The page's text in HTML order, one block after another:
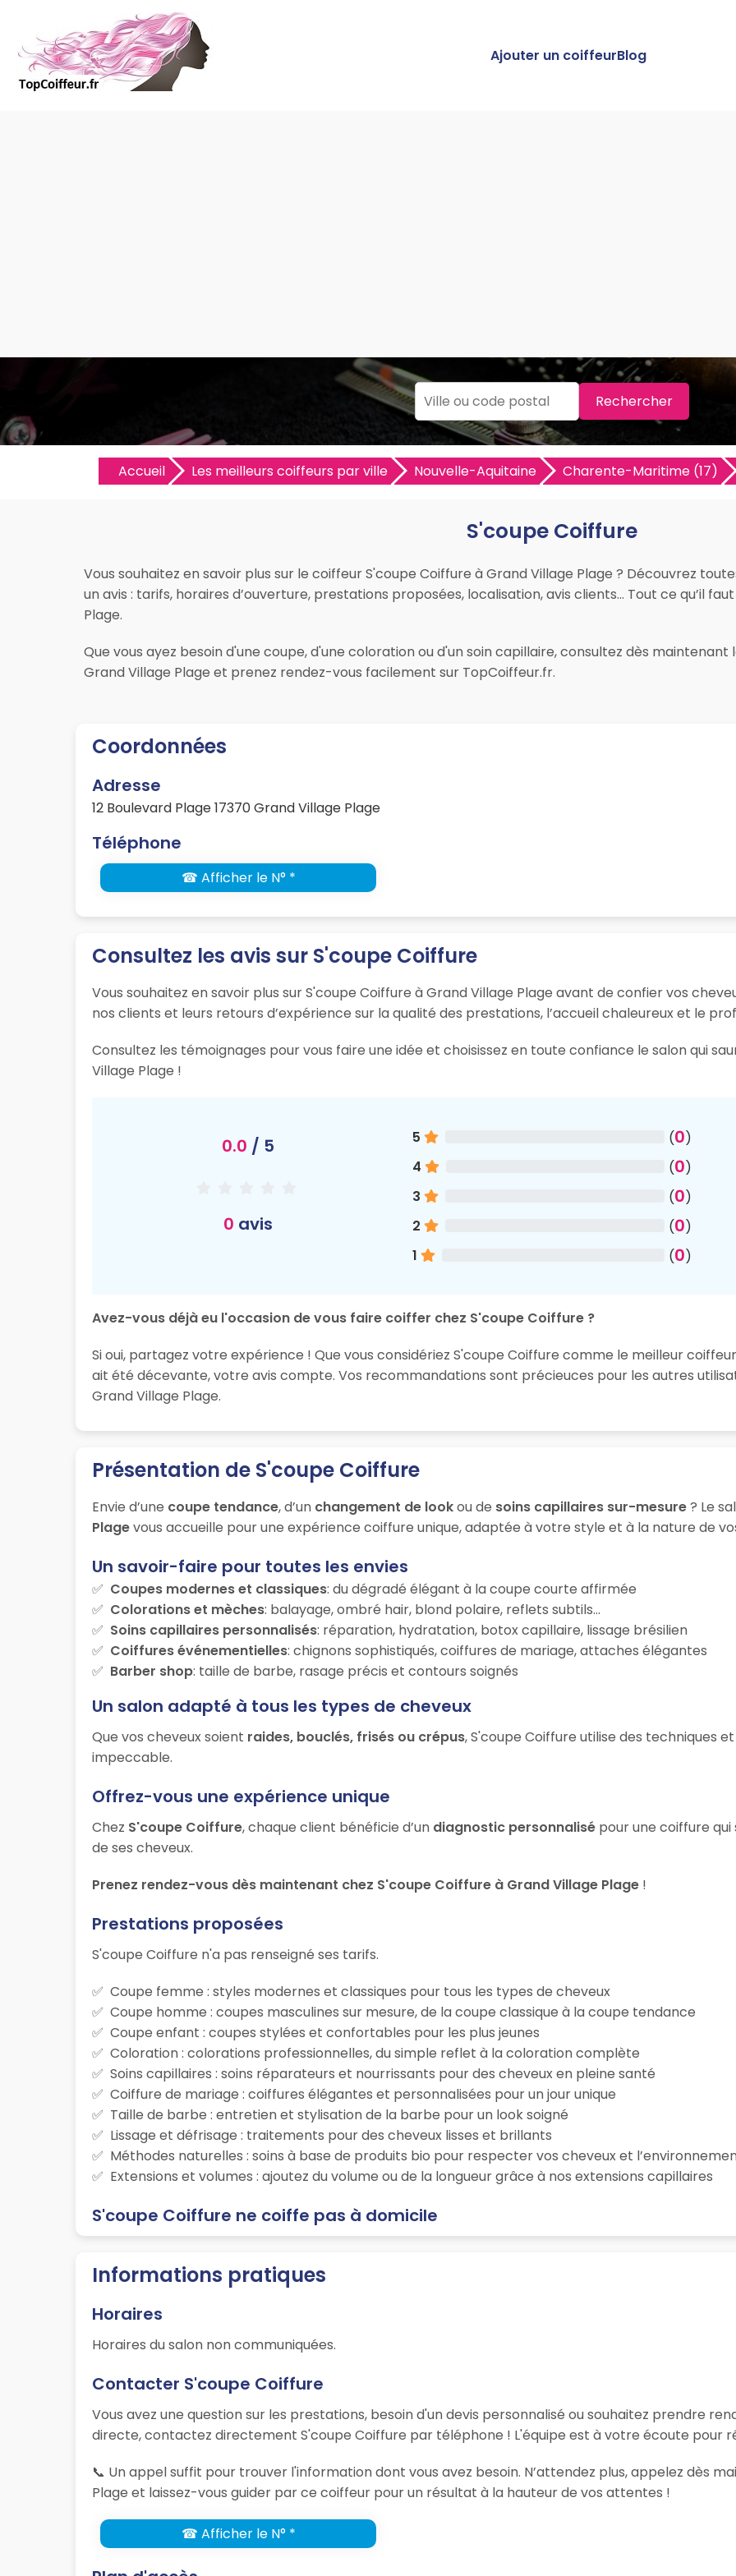
Ajouter un coiffeurBlog
Rechercher
Accueil Les meilleurs coiffeurs par ville Nouvelle-Aquitaine Charente-Maritime (17)
S'coupe Coiffure
Vous souhaitez en savoir plus sur le coiffeur S'coupe Coiffure à Grand Village Plage ? Découvrez
un avis : tarifs, horaires d’ouverture, prestations proposées, localisation, avis clients… Tout ce qu’il
Plage.
Que vous ayez besoin d'une coupe, d'une coloration ou d'un soin capillaire, consultez dès
Grand Village Plage et prenez rendez-vous facilement sur TopCoiffeur.fr.
Coordonnées
Adresse
12 Boulevard Plage 17370 Grand Village Plage
Téléphone
☎ Afficher le N° *
Consultez les avis sur S'coupe Coiffure
Vous souhaitez en savoir plus sur S'coupe Coiffure à Grand Village Plage avant de confier vos
nos clients et leurs retours d’expérience sur la qualité des prestations, l’accueil chaleureux et le
Consultez les témoignages pour vous faire une idée et choisissez en toute confiance le salon qui
Village Plage !
0.0 / 5
0 avis
5 (0)
4
(0)
3
(0)
2
(0)
1
(0)
Avez-vous déjà eu l'occasion de vous faire coiffer chez S'coupe Coiffure ?
Si oui, partagez votre expérience ! Que vous considériez S'coupe Coiffure comme le meilleur
ait été décevante, votre avis compte. Vos recommandations sont précieuces pour les autres
Grand Village Plage.
Présentation de S'coupe Coiffure
Envie d’une coupe tendance, d’un changement de lookou de soins capillaires sur-mesure? Le
Plagevous accueille pour une expérience coiffure unique, adaptée à votre style et à la nature de
Un savoir-faire pour toutes les envies
Coupes modernes et classiques: du dégradé élégant à la coupe courte affirmée
Colorations et mèches: balayage, ombré hair, blond polaire, reflets subtils…
Soins capillaires personnalisés: réparation, hydratation, botox capillaire, lissage brésilien
Coiffures événementielles: chignons sophistiqués, coiffures de mariage, attaches élégantes
Barber shop: taille de barbe, rasage précis et contours soignés
Un salon adapté à tous les types de cheveux
Que vos cheveux soient raides, bouclés, frisés ou crépus, S'coupe Coiffure utilise des techniques
impeccable.
Offrez-vous une expérience unique
Chez S'coupe Coiffure, chaque client bénéficie d’un diagnostic personnalisé pour une coiffure
de ses cheveux.
Prenez rendez-vous dès maintenant chez S'coupe Coiffure à Grand Village Plage !
Prestations proposées
S'coupe Coiffure n'a pas renseigné ses tarifs.
Coupe femme : styles modernes et classiques pour tous les types de cheveux
Coupe homme : coupes masculines sur mesure, de la coupe classique à la coupe tendance
Coupe enfant : coupes stylées et confortables pour les plus jeunes
Coloration : colorations professionnelles, du simple reflet à la coloration complète
Soins capillaires : soins réparateurs et nourrissants pour des cheveux en pleine santé
Coiffure de mariage : coiffures élégantes et personnalisées pour un jour unique
Taille de barbe : entretien et stylisation de la barbe pour un look soigné
Lissage et défrisage : traitements pour des cheveux lisses et brillants
Méthodes naturelles : soins à base de produits bio pour respecter vos cheveux et
Extensions et volumes : ajoutez du volume ou de la longueur grâce à nos extensions capillaires
S'coupe Coiffure ne coiffe pas à domicile
Informations pratiques
Horaires
Horaires du salon non communiquées.
Contacter S'coupe Coiffure
Vous avez une question sur les prestations, besoin d'un devis personnalisé ou souhaitez prendre
directe, contactez directement S'coupe Coiffure par téléphone ! L'équipe est à votre écoute pour
📞 Un appel suffit pour trouver l'information dont vous avez besoin. N’attendez plus, appelez dès
Plage et laissez-vous guider par ce coiffeur pour un résultat à la hauteur de vos attentes !
☎ Afficher le N° *